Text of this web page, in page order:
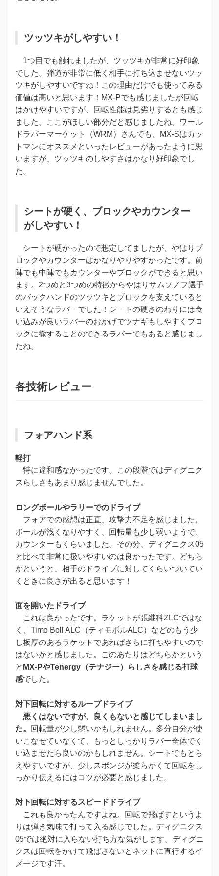
ツッツキがしやすい！
1つ目でも触れましたが、 ツッツキが非常に好印象
でした。 弾道が非常に低く相手に打ち込ませないツッ
ツキがしやすいですね！ この理由だけでも使ってみる
価値は高いと思います！MX-Pでも感じましたが回転
はかけやすいですが、回転性能は見劣りするとも感じ
ました。ここがほしい部分だと感じましたね。ワール
ドラバーマーケット（WRM）さんでも、MX-Sはカッ
トマンにオススメといったレビューがあったように思
いますが、 ツッツキのしやすさはかなり好印象でし
た。
シートが硬く、ブロックやカウンター
がしやすい！
シートが硬かったので想定してましたが、 やはりブ
ロックやカウンターはかなりやりやすかったです。前
陣でも中陣でもカウンターやブロックができると思い
ます。2つめと3つめの特徴からやはり サムソノフ選手
のバックハンドのツッツキとブロックを支えている と
いえそうなラバーでした！シートの硬さのわりには食
い込みが良いラバーのおかげでツナギもしやすくブロ
ックに徹することのできるラバーでもあると感じまし
たね。
各技術レビュー
フォアハンド系
軽打
特に違和感なかったです。この段階ではディグニク
スらしさもあまり感じませんでした。
ロングボールやラリーでのドライブ
フォアでの感想は正直、攻撃力不足を感じました。
ボールが浅くなりやすく、回転量も少し弱いようで、
カウンターもくらいました。その分、ディグニクス05
と比べて非常に扱いやすいのは良かったです。どちら
かというと、相手のドライブに対してくらいついてい
くときに良さが出ると思います！
面を開いたドライブ
これは良かったです。ラケットが張継科ZLCではな
く、Timo Boll ALC（ティモボルALC）などのもう少
し板厚のあるラケットであればさらに打ちやすいので
はないかと感じました。このあたりはどちらかという
と MX-PやTenergy（テナジー）らしさを感じる打球
感でした。
対下回転に対するループドライブ
悪くはないですが、良くもないと感じてしまいまし
た。
回転量が少し弱いかもしれません。多分自分が使
いこなせていなくて、もっとしっかりラバー全体でく
い込ませたら良いのかもしれません。シートでもとら
えやすいですが、少しスポンジが柔らかくて回転をし
っかり伝えるにはコツが必要と感じました。
対下回転に対するスピードドライブ
これも良かったんですよね。回転で飛ばすというよ
りは弾き気味で打って入る感じでした。ディグニクス
05では絶対に入らない打ち方な気がします。ディグニ
クスは回転をかけて飛ばさないとネットに直行するイ
メージです汗。